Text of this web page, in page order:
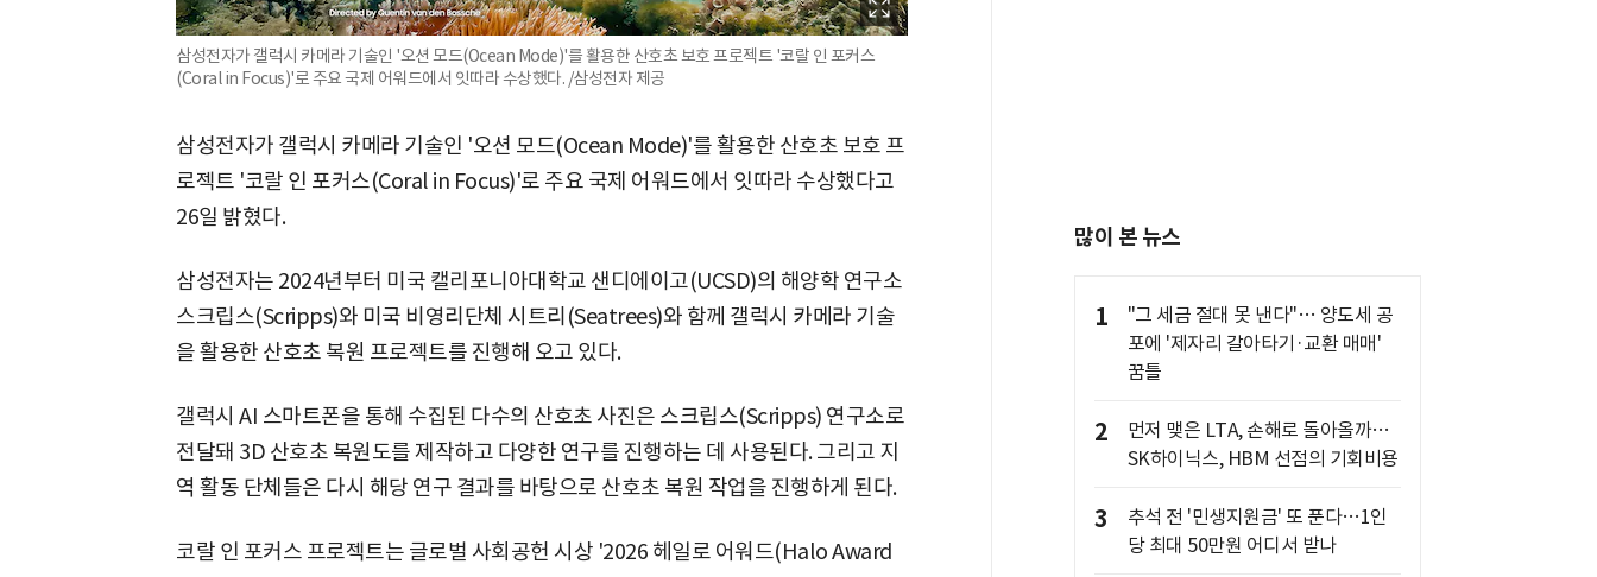
삼성전자가 갤럭시 카메라 기술인 '오션 모드(Ocean Mode)'를 활용한 산호초 보호 프로젝트 '코랄 인 포커스
(Coral in Focus)'로 주요 국제 어워드에서 잇따라 수상했다. /삼성전자 제공
삼성전자가 갤럭시 카메라 기술인 '오션 모드(Ocean Mode)'를 활용한 산호초 보호 프
로젝트 '코랄 인 포커스(Coral in Focus)'로 주요 국제 어워드에서 잇따라 수상했다고
26일 밝혔다.
삼성전자는 2024년부터 미국 캘리포니아대학교 샌디에이고(UCSD)의 해양학 연구소
스크립스(Scripps)와 미국 비영리단체 시트리(Seatrees)와 함께 갤럭시 카메라 기술
을 활용한 산호초 복원 프로젝트를 진행해 오고 있다.
갤럭시 AI 스마트폰을 통해 수집된 다수의 산호초 사진은 스크립스(Scripps) 연구소로
전달돼 3D 산호초 복원도를 제작하고 다양한 연구를 진행하는 데 사용된다. 그리고 지
역 활동 단체들은 다시 해당 연구 결과를 바탕으로 산호초 복원 작업을 진행하게 된다.
코랄 인 포커스 프로젝트는 글로벌 사회공헌 시상 '2026 헤일로 어워드(Halo Award
많이 본 뉴스
1
"그 세금 절대 못 낸다"… 양도세 공
포에 '제자리 갈아타기·교환 매매'
꿈틀
2
먼저 맺은 LTA, 손해로 돌아올까…
SK하이닉스, HBM 선점의 기회비용
3
추석 전 '민생지원금' 또 푼다…1인
당 최대 50만원 어디서 받나